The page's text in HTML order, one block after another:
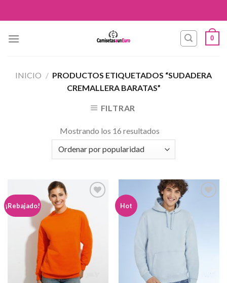
to
0
INICIO / PRODUCTOS ETIQUETADOS “SUDADERA
CREMALLERA BARATAS”
FILTRAR
Mostrando los 16 resultados
¡Rebajado!
lista de
deseos
Hot